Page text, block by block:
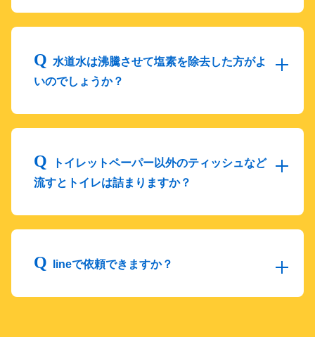
水道水は沸騰させて塩素を除去した方がよ
いのでしょうか？
トイレットペーパー以外のティッシュなど
流すとトイレは詰まりますか？
lineで依頼できますか？